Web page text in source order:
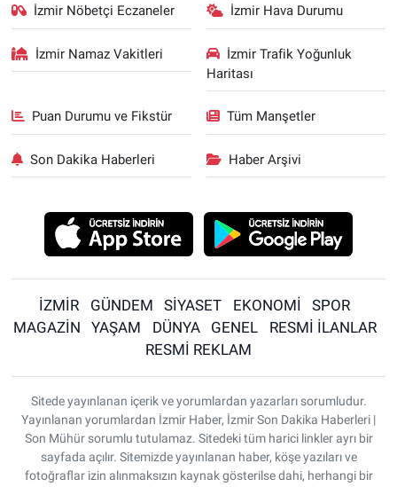
İzmir Nöbetçi Eczaneler İzmir Hava Durumu
İzmir Namaz Vakitleri
İzmir Trafik Yoğunluk
Haritası
Puan Durumu ve Fikstür Tüm Manşetler
Son Dakika Haberleri Haber Arşivi
İZMİR GÜNDEM SİYASET EKONOMİ
SPOR
MAGAZİN
YAŞAM DÜNYA GENEL
RESMİ İLANLAR
RESMİ REKLAM
Sitede yayınlanan içerik ve yorumlardan yazarları sorumludur.
Yayınlanan yorumlardan İzmir Haber, İzmir Son Dakika Haberleri |
Son Mühür sorumlu tutulamaz. Sitedeki tüm harici linkler ayrı bir
sayfada açılır. Sitemizde yayınlanan haber, köşe yazıları ve
fotoğraflar izin alınmaksızın kaynak gösterilse dahi, herhangi bir